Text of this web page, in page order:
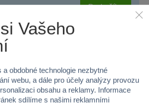
Do košíku
Vašeho
obdobné technologie nezbytné
webu, a dále pro účely analýzy provozu
obsahu a reklamy. Informace
sdílíme s našimi reklamními